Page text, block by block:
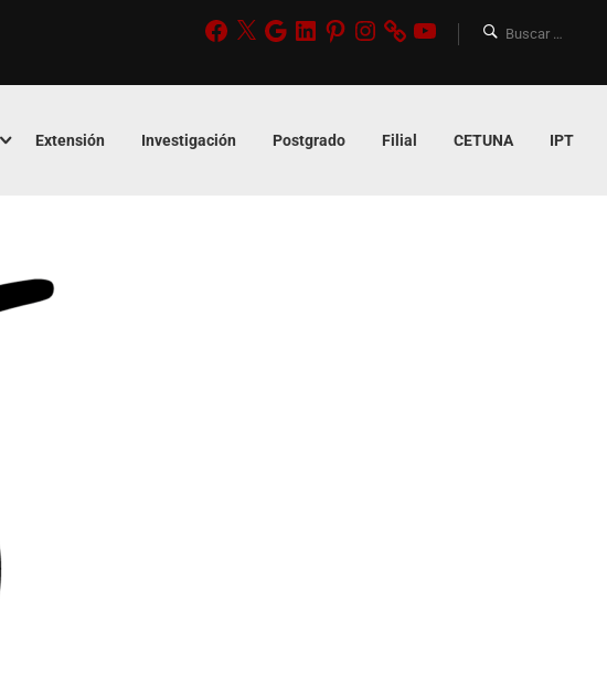
Extensión Investigación Postgrado Filial CETUNA IPT